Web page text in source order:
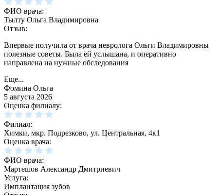
ФИО врача:
Тылту Ольга Владимировна
Отзыв:
Впервые получила от врача невролога Ольги Владимировны
полезные советы. Была ей услышана, и оперативно
направлена на нужные обследования
Еще...
Фомина Ольга
5 августа 2026
Оценка филиалу:
Филиал:
Химки, мкр. Подрезково, ул. Центральная, 4к1
Оценка врача:
ФИО врача:
Мартешов Александр Дмитриевич
Услуга:
Имплантация зубов